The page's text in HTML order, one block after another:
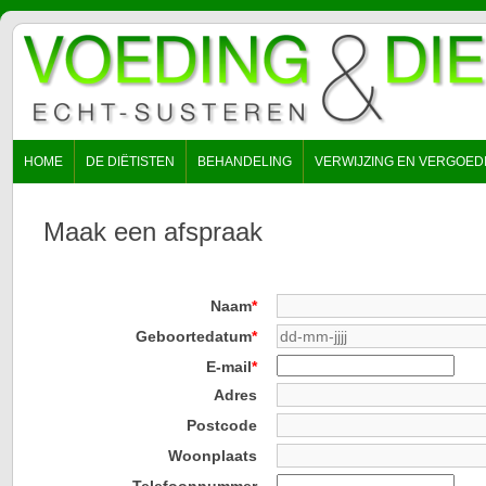
NAVIGATIE
HOME DE DIËTISTEN BEHANDELING VERWIJZING EN
Maak een afspraak
Verplicht
Naam*
Verplicht
Geboortedatum*
Verplicht
E-mail*
Adres
Postcode
Woonplaats